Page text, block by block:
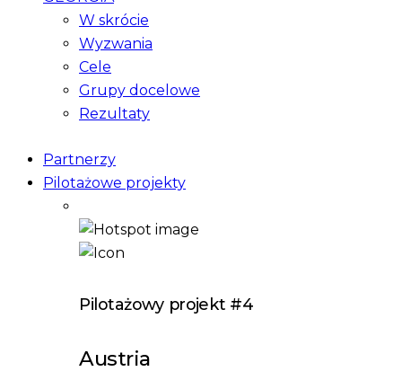
W skrócie
Wyzwania
Cele
Grupy docelowe
Rezultaty
Partnerzy
Pilotażowe projekty
Pilotażowy projekt #4
Austria